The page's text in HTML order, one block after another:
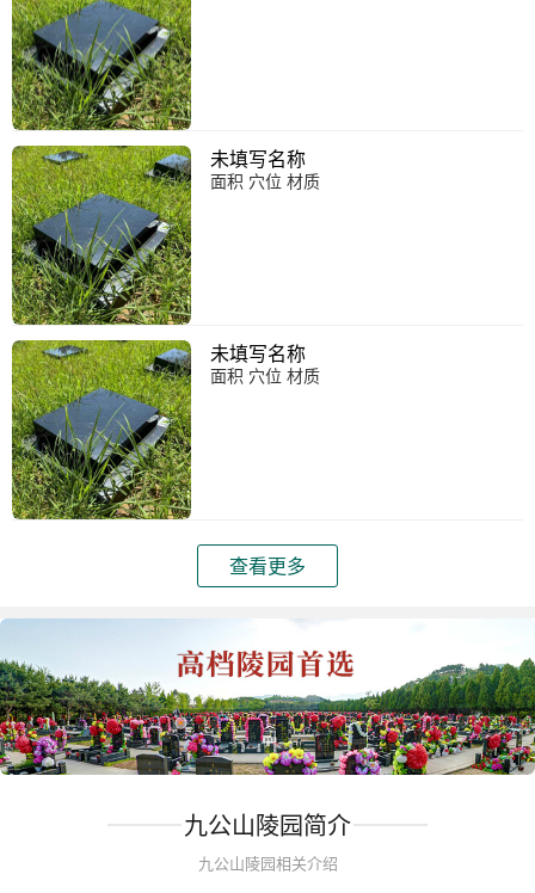
未填写名称
面积 穴位 材质
未填写名称
面积 穴位 材质
查看更多
九公山陵园简介
九公山陵园相关介绍